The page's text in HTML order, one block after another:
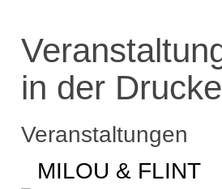
in der
Veranstaltungen
MILOU & FLINT